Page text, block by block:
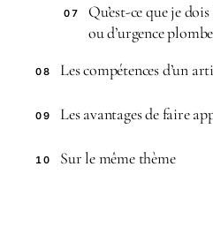
07
Qu’est-ce que je
ou d’urgence
08 Les compétences d’un
09 Les avantages de faire
10 Sur le même thème